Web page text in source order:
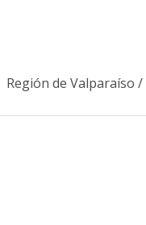
Región de Valparaíso /